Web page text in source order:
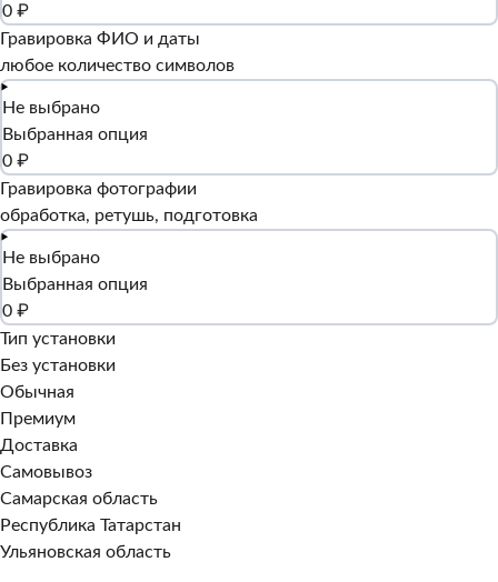
0 ₽
Гравировка ФИО и даты
любое количество символов
Не выбрано
Выбранная опция
0 ₽
Гравировка фотографии
обработка, ретушь, подготовка
Не выбрано
Выбранная опция
0 ₽
Тип установки
Без установки
Обычная
Премиум
Доставка
Самовывоз
Самарская область
Республика Татарстан
Ульяновская область